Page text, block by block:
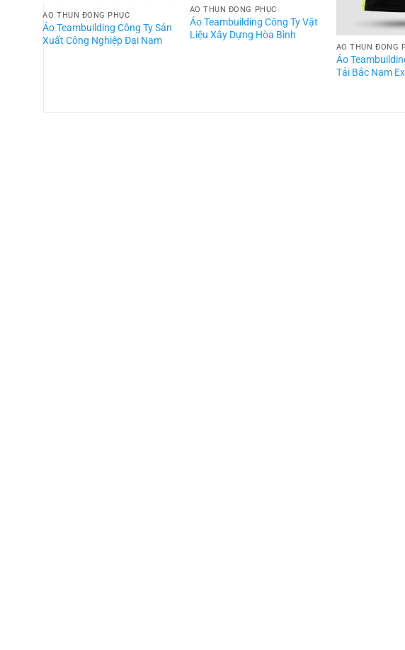
ÁO THUN ĐỒNG PHỤC
Áo Teambuilding Công Ty Sản
Xuất Công Nghiệp Đại Nam
ÁO THUN ĐỒNG PHỤC
Áo Teambuilding Công Ty Vật
Liệu Xây Dựng Hòa Bình
ÁO THUN ĐỒNG
Áo
Tải Bắc Nam